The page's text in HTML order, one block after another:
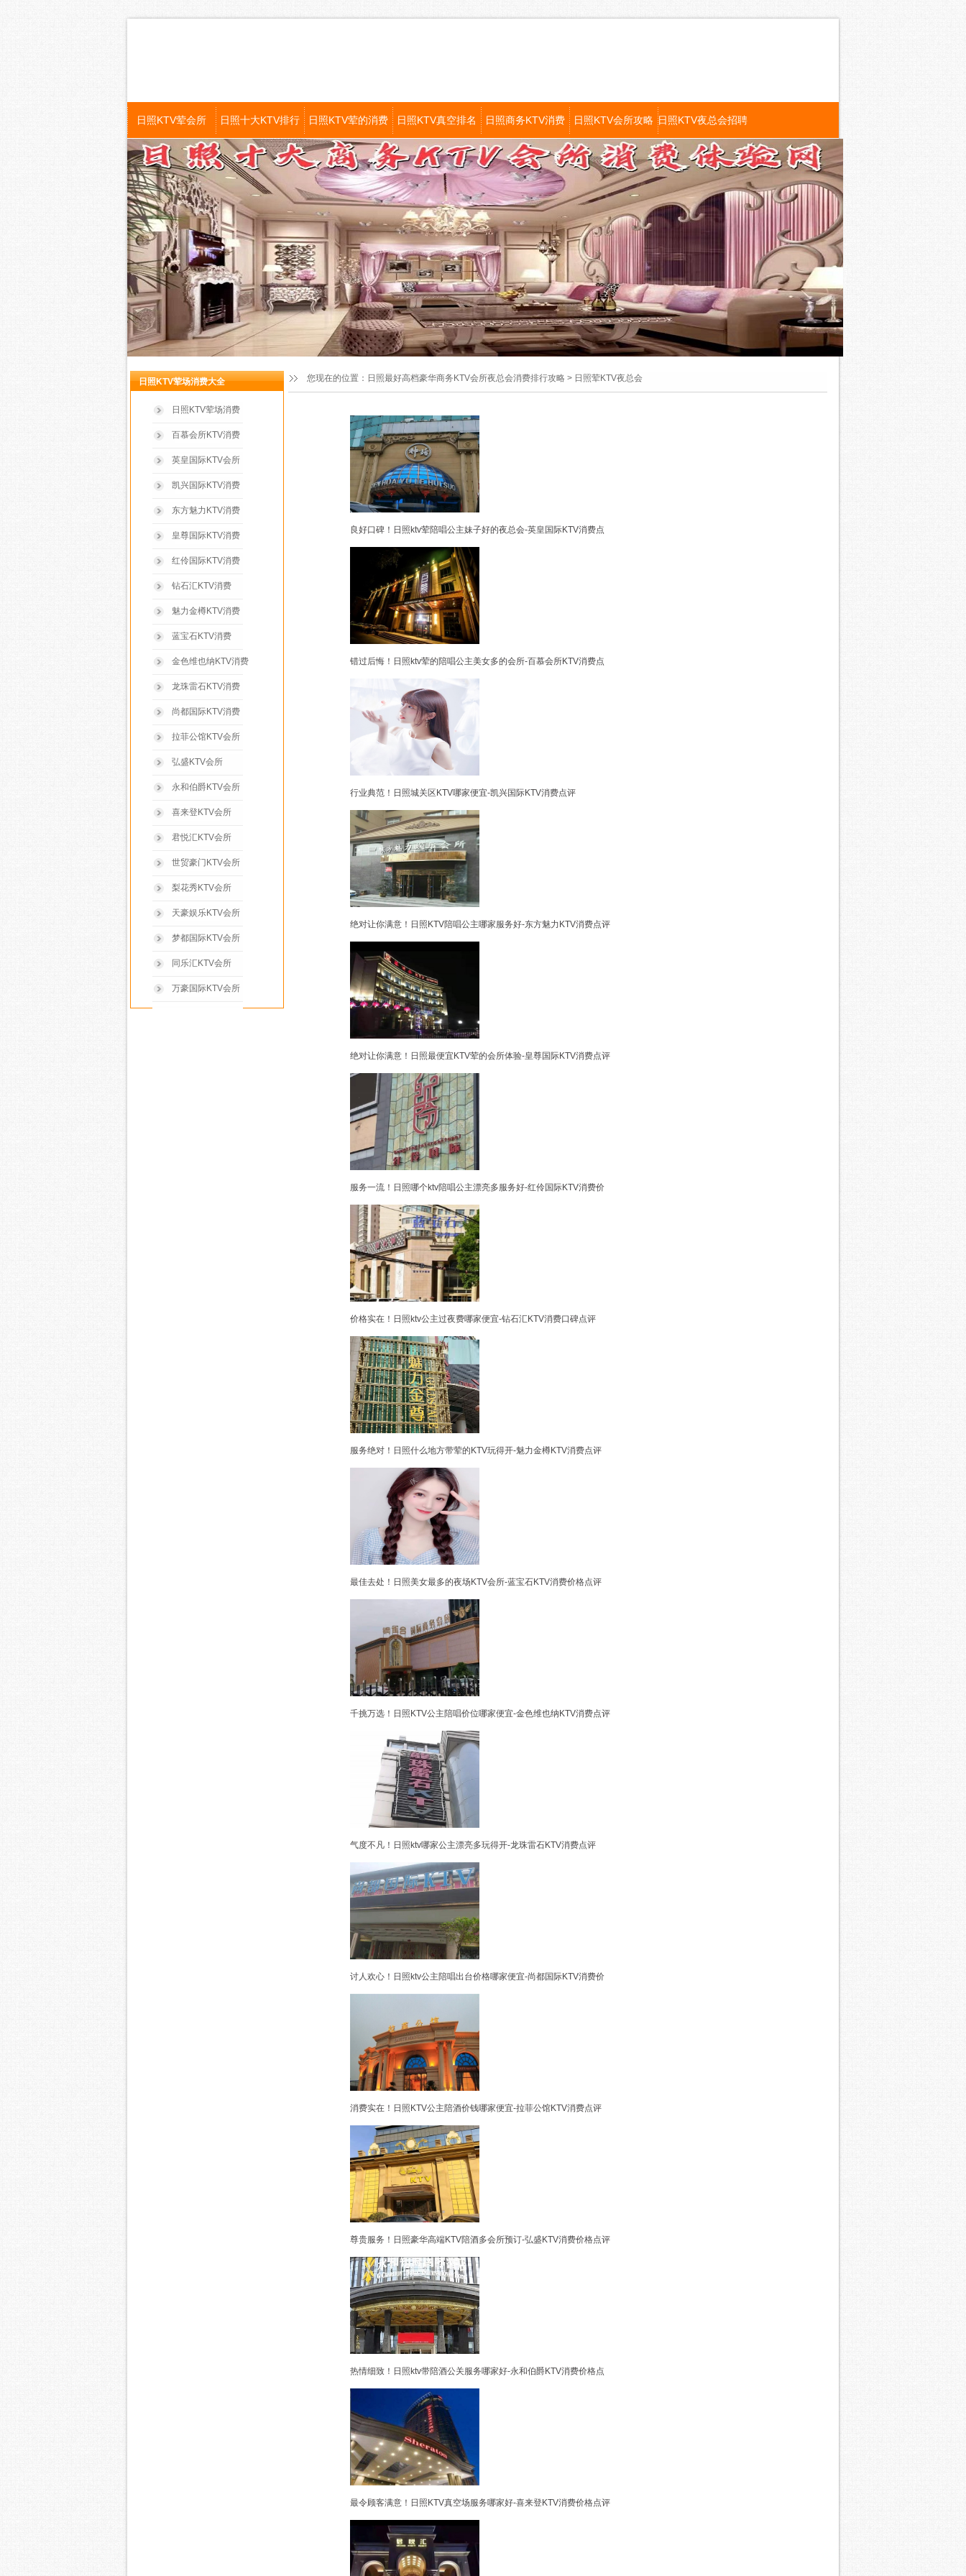
日照KTV荤会所 日照十大KTV排行 日照KTV荤的消费 日照KTV真空排名 日照商务KTV消费 日照KTV会所攻略 日照KTV夜总会招聘
日照KTV荤场消费大全
日照KTV荤场消费
百慕会所KTV消费
英皇国际KTV会所
凯兴国际KTV消费
东方魅力KTV消费
皇尊国际KTV消费
红伶国际KTV消费
钻石汇KTV消费
魅力金樽KTV消费
蓝宝石KTV消费
金色维也纳KTV消费
龙珠雷石KTV消费
尚都国际KTV消费
拉菲公馆KTV会所
弘盛KTV会所
永和伯爵KTV会所
喜来登KTV会所
君悦汇KTV会所
世贸豪门KTV会所
梨花秀KTV会所
天豪娱乐KTV会所
梦都国际KTV会所
同乐汇KTV会所
万豪国际KTV会所
您现在的位置： 日照最好高档豪华商务KTV会所夜总会消费排行攻略 > 日照荤KTV夜总会
良好口碑！日照ktv荤陪唱公主妹子好的夜总会-英皇国际KTV消费点
错过后悔！日照ktv荤的陪唱公主美女多的会所-百慕会所KTV消费点
行业典范！日照城关区KTV哪家便宜-凯兴国际KTV消费点评
绝对让你满意！日照KTV陪唱公主哪家服务好-东方魅力KTV消费点评
绝对让你满意！日照最便宜KTV荤的会所体验-皇尊国际KTV消费点评
服务一流！日照哪个ktv陪唱公主漂亮多服务好-红伶国际KTV消费价
价格实在！日照ktv公主过夜费哪家便宜-钻石汇KTV消费口碑点评
服务绝对！日照什么地方带荤的KTV玩得开-魅力金樽KTV消费点评
最佳去处！日照美女最多的夜场KTV会所-蓝宝石KTV消费价格点评
千挑万选！日照KTV公主陪唱价位哪家便宜-金色维也纳KTV消费点评
气度不凡！日照ktv哪家公主漂亮多玩得开-龙珠雷石KTV消费点评
讨人欢心！日照ktv公主陪唱出台价格哪家便宜-尚都国际KTV消费价
消费实在！日照KTV公主陪酒价钱哪家便宜-拉菲公馆KTV消费点评
尊贵服务！日照豪华高端KTV陪酒多会所预订-弘盛KTV消费价格点评
热情细致！日照ktv带陪酒公关服务哪家好-永和伯爵KTV消费价格点
最令顾客满意！日照KTV真空场服务哪家好-喜来登KTV消费价格点评